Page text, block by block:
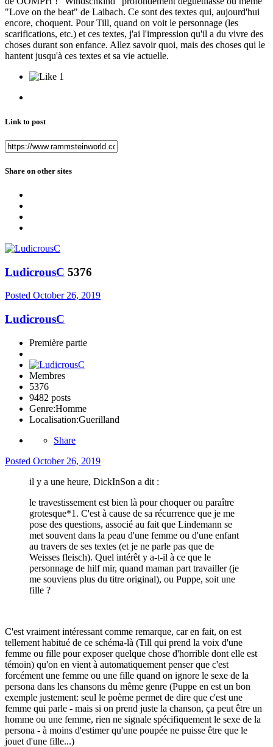
"Love on the beat" de Laibach. Ce sont des textes qui, aujourd'hui
encore, choquent. Pour Till, quand on voit le personnage (les
scarifications, etc.) et ces textes, j'ai l'impression qu'il a du vivre des
choses durant son enfance. Allez savoir quoi, mais des choses qui le
hantent jusqu'à ces textes et sa vie actuelle.
1
Link to post
Share on other sites
LudicrousC 5376
Posted October 26, 2019
LudicrousC
Première partie
Membres
5376
9482 posts
Genre:Homme
Localisation:Guerilland
Share
Posted October 26, 2019
il y a une heure, DickInSon a dit :
le travestissement est bien là pour choquer ou paraître
grotesque*1. C'est à cause de sa récurrence que je me
pose des questions, associé au fait que Lindemann se
met souvent dans la peau d'une femme ou d'une enfant
au travers de ses textes (et je ne parle pas que de
Weisses fleisch). Quel intérêt y a-t-il à ce que le
personnage de hilf mir, quand maman part travailler (je
me souviens plus du titre original), ou Puppe, soit une
fille ?
C'est vraiment intéressant comme remarque, car en fait, on est
tellement habitué de ce schéma-là (Till qui prend la voix d'une
femme ou fille pour exposer quelque chose d'horrible dont elle est
témoin) qu'on en vient à automatiquement penser que c'est
forcément une femme ou une fille quand on ignore le sexe de la
persona dans les chansons du même genre (Puppe en est un bon
exemple justement: seul le poème permet de dire que c'est une
femme qui parle - mais si on prend juste la chanson, ça peut être un
homme ou une femme, rien ne signale spécifiquement le sexe de la
persona - à moins d'estimer qu'une poupée ne puisse être que le
jouet d'une fille...)